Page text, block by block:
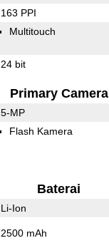
163 PPI
Multitouch
24 bit
Primary Camera
5-MP
Flash Kamera
Baterai
Li-Ion
2500 mAh